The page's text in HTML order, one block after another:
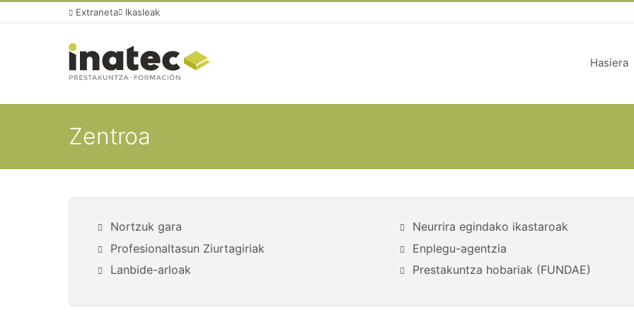
Extraneta Ikasleak
Hasiera
Zentroa
Nortzuk gara
Profesionaltasun Ziurtagiriak
Lanbide-arloak
Neurrira egindako ikastaroak
Enplegu-agentzia
Prestakuntza hobariak (FUNDAE)